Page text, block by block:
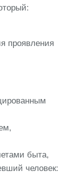
проявления
быта,
человек: